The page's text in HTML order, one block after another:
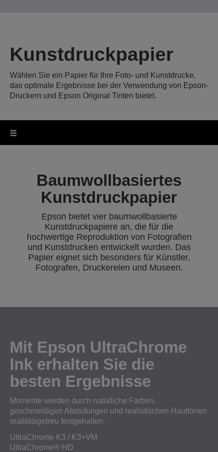
Kunstdruckpapier
Wählen Sie ein Papier für Ihre Foto- und Kunstdrucke,
das optimale Ergebnisse bei der Verwendung von Epson-
Druckern und Epson Original Tinten bietet.
Baumwollbasiertes
Kunstdruckpapier
Epson bietet vier baumwollbasierte
Kunstdruckpapiere an, die für die
hochwertige Reproduktion von Fotografien
und Kunstdrucken entwickelt wurden. Das
Papier eignet sich besonders für Künstler,
Fotografen, Druckereien und Museen.
Mit Epson UltraChrome
Ink erhalten Sie die
besten Ergebnisse
Momente werden durch natürliche Farben,
geschmeidigen Abstufungen und realistischen Hauttönen
realitätsgetreu festgehalten.
UltraChrome K3 / K3+VM
UltraChrome® HD